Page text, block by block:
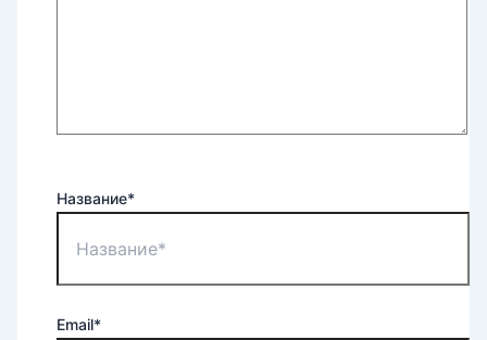
Название*
Email*